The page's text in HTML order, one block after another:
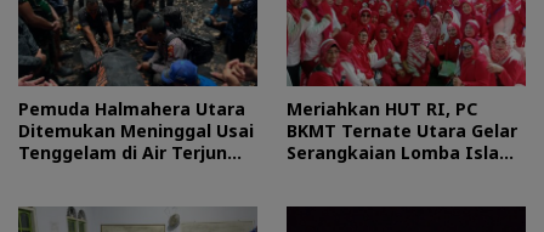
Pemuda Halmahera Utara
Ditemukan Meninggal Usai
Tenggelam di Air Terjun
Meriahkan HUT RI, PC
BKMT Ternate Utara Gelar
Serangkaian Lomba Islami